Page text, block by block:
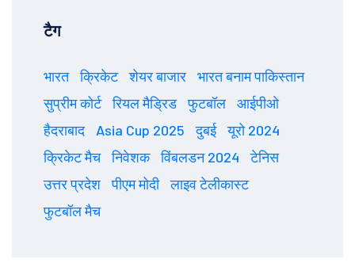
टैग
भारत क्रिकेट शेयर बाजार
भारत बनाम पाकिस्तान
सुप्रीम कोर्ट
रियल मैड्रिड फुटबॉल
आईपीओ
हैदराबाद
Asia Cup 2025 दुबई
यूरो 2024
क्रिकेट मैच
निवेशक विंबलडन 2024
टेनिस
उत्तर प्रदेश
पीएम मोदी
लाइव टेलीकास्ट
फुटबॉल मैच